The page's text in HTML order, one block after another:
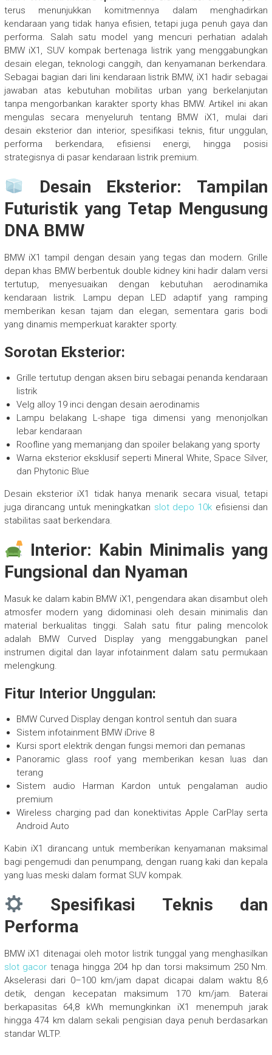
terus menunjukkan komitmennya dalam menghadirkan
kendaraan yang tidak hanya efisien, tetapi juga penuh gaya dan
performa. Salah satu model yang mencuri perhatian adalah
BMW iX1, SUV kompak bertenaga listrik yang menggabungkan
desain elegan, teknologi canggih, dan kenyamanan berkendara.
Sebagai bagian dari lini kendaraan listrik BMW, iX1 hadir sebagai
jawaban atas kebutuhan mobilitas urban yang berkelanjutan
tanpa mengorbankan karakter sporty khas BMW. Artikel ini akan
mengulas secara menyeluruh tentang BMW iX1, mulai dari
desain eksterior dan interior, spesifikasi teknis, fitur unggulan,
performa berkendara, efisiensi energi, hingga posisi
strategisnya di pasar kendaraan listrik premium.
Desain Eksterior: Tampilan
Futuristik yang Tetap Mengusung
DNA BMW
BMW iX1 tampil dengan desain yang tegas dan modern. Grille
depan khas BMW berbentuk double kidney kini hadir dalam versi
tertutup, menyesuaikan dengan kebutuhan aerodinamika
kendaraan listrik. Lampu depan LED adaptif yang ramping
memberikan kesan tajam dan elegan, sementara garis bodi
yang dinamis memperkuat karakter sporty.
Sorotan Eksterior:
Grille tertutup dengan aksen biru sebagai penanda kendaraan
listrik
Velg alloy 19 inci dengan desain aerodinamis
Lampu belakang L-shape tiga dimensi yang menonjolkan
lebar kendaraan
Roofline yang memanjang dan spoiler belakang yang sporty
Warna eksterior eksklusif seperti Mineral White, Space Silver,
dan Phytonic Blue
Desain eksterior iX1 tidak hanya menarik secara visual, tetapi
juga dirancang untuk meningkatkan slot depo 10kefisiensi dan
stabilitas saat berkendara.
Interior: Kabin Minimalis yang
Fungsional dan Nyaman
Masuk ke dalam kabin BMW iX1, pengendara akan disambut oleh
atmosfer modern yang didominasi oleh desain minimalis dan
material berkualitas tinggi. Salah satu fitur paling mencolok
adalah BMW Curved Display yang menggabungkan panel
instrumen digital dan layar infotainment dalam satu permukaan
melengkung.
Fitur Interior Unggulan:
BMW Curved Display dengan kontrol sentuh dan suara
Sistem infotainment BMW iDrive 8
Kursi sport elektrik dengan fungsi memori dan pemanas
Panoramic glass roof yang memberikan kesan luas dan
terang
Sistem audio Harman Kardon untuk pengalaman audio
premium
Wireless charging pad dan konektivitas Apple CarPlay serta
Android Auto
Kabin iX1 dirancang untuk memberikan kenyamanan maksimal
bagi pengemudi dan penumpang, dengan ruang kaki dan kepala
yang luas meski dalam format SUV kompak.
Spesifikasi Teknis dan
Performa
BMW iX1 ditenagai oleh motor listrik tunggal yang menghasilkan
slot gacor tenaga hingga 204 hp dan torsi maksimum 250 Nm.
Akselerasi dari 0–100 km/jam dapat dicapai dalam waktu 8,6
detik, dengan kecepatan maksimum 170 km/jam. Baterai
berkapasitas 64,8 kWh memungkinkan iX1 menempuh jarak
hingga 474 km dalam sekali pengisian daya penuh berdasarkan
standar WLTP.